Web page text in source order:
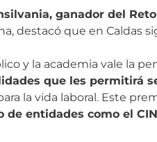
ganador del
destacó que en Caldas
y la academia vale la
que les permitirá
la vida laboral. Este
entidades como el